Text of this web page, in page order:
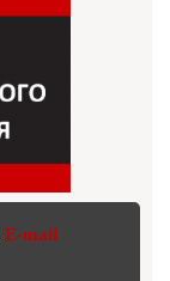
E-mail